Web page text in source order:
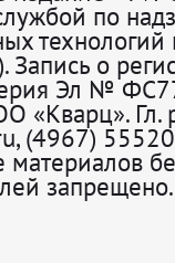
по
Запись о
Эл №
«Кварц». Гл.
(4967)
материалов